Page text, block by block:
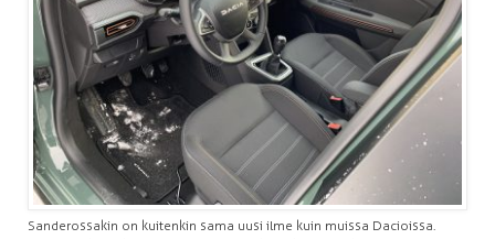
Sanderossakin on kuitenkin sama uusi ilme kuin muissa Dacioissa.